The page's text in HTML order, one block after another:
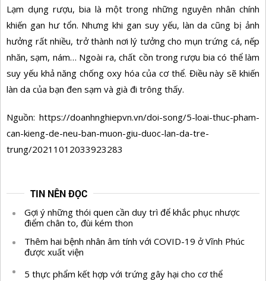
Lạm dụng rượu, bia là một trong những nguyên nhân chính
khiến gan hư tổn. Nhưng khi gan suy yếu, làn da cũng bị ảnh
hưởng rất nhiều, trở thành nơi lý tưởng cho mụn trứng cá, nếp
nhăn, sạm, nám… Ngoài ra, chất cồn trong rượu bia có thể làm
suy yếu khả năng chống oxy hóa của cơ thể. Điều này sẽ khiến
làn da của bạn đen sạm và già đi trông thấy.
Nguồn: https://doanhnghiepvn.vn/doi-song/5-loai-thuc-pham-
can-kieng-de-neu-ban-muon-giu-duoc-lan-da-tre-
trung/20211012033923283
TIN NÊN ĐỌC
Gợi ý những thói quen cần duy trì để khắc phục nhược
điểm chân to, đùi kém thon
Thêm hai bệnh nhân âm tính với COVID-19 ở Vĩnh Phúc
được xuất viện
5 thực phẩm kết hợp với trứng gây hại cho cơ thể